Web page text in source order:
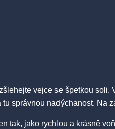
vejce se špetkou
správnou nadýchanost. Na
tak, jako rychlou a krásně